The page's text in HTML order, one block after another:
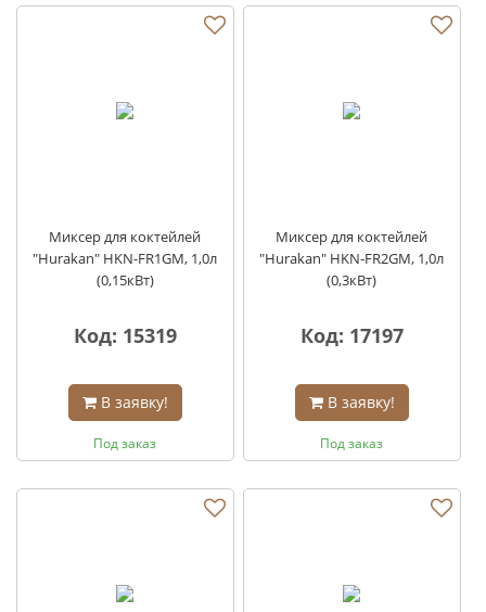
Миксер для коктейлей
"Hurakan" HKN-FR1GM, 1,0л
(0,15кВт)
Код: 15319
В заявку!
Под заказ
Миксер для коктейлей
"Hurakan" HKN-FR2GM, 1,0л
(0,3кВт)
Код: 17197
В заявку!
Под заказ